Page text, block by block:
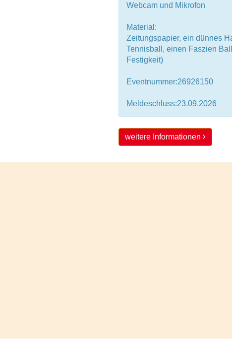
Webcam und Mikrofon
Material:
Zeitungspapier, ein dünnes
Tennisball, einen Faszien
Festigkeit)
Eventnummer:26926150
Meldeschluss:23.09.2026
weitere Informationen